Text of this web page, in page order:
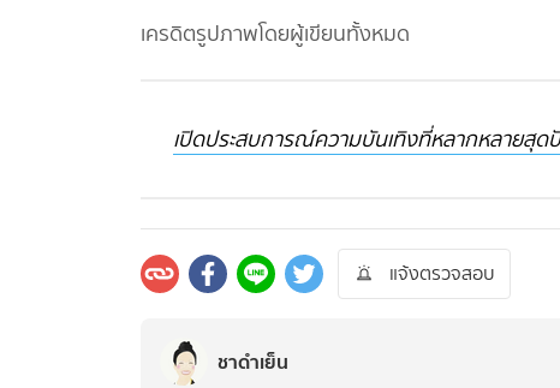
เครดิตรูปภาพโดยผู้เขียนทั้งหมด
เปิดประสบการณ์ความบันเทิงที่หลากหลายสุด
แจ้งตรวจสอบ
ชาดำเย็น